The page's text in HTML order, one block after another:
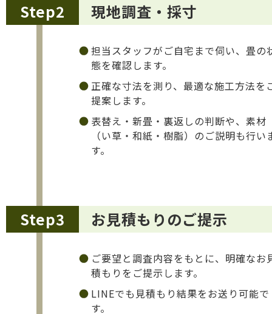
Step2 現地調査・採寸
担当スタッフがご自宅まで伺い、畳の
態を確認します。
正確な寸法を測り、最適な施工方法を
提案します。
表替え・新畳・裏返しの判断や、素材
（い草・和紙・樹脂）のご説明も行い
す。
Step3 お見積もりのご提示
ご要望と調査内容をもとに、明確なお
積もりをご提示します。
LINEでも見積もり結果をお送り可能で
す。